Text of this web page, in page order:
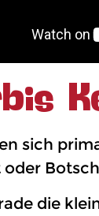
sich
oder
die